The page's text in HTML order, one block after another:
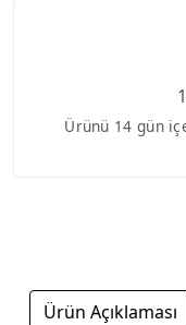
Ürünü 14 gün
Ürün Açıklaması